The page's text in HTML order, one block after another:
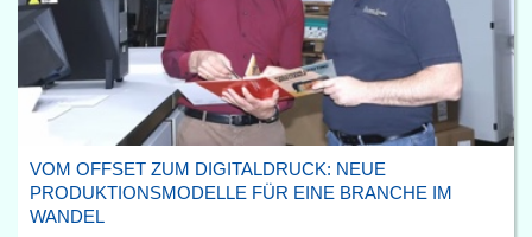
VOM OFFSET ZUM DIGITALDRUCK: NEUE
PRODUKTIONSMODELLE FÜR EINE BRANCHE IM
WANDEL